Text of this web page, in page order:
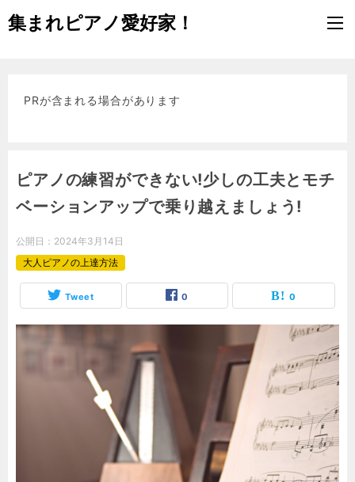
集まれピアノ愛好家！
PRが含まれる場合があります
ピアノの練習ができない!少しの工夫とモチ
ベーションアップで乗り越えましょう!
公開日： 2024年3月14日
大人ピアノの上達方法
Tweet 0 0